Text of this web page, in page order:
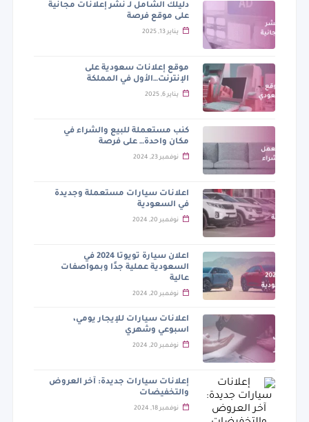
دليلك الشامل لـ نشر إعلانات مجانية
على موقع فرصة
يناير 13, 2025
موقع إعلانات سعودية على
الإنترنت…الأول في المملكة
يناير 6, 2025
كنب مستعملة للبيع والشراء في
مكان واحدة… على فرصة
نوفمبر 23, 2024
اعلانات سيارات مستعملة وجديدة
في السعودية
نوفمبر 20, 2024
اعلان سيارة تويوتا 2024 في
السعودية عملية جدًا وبمواصفات
عالية
نوفمبر 20, 2024
اعلانات سيارات للإيجار يومي،
اسبوعي وشهري
نوفمبر 20, 2024
إعلانات سيارات جديدة: آخر العروض
والتخفيضات
نوفمبر 18, 2024